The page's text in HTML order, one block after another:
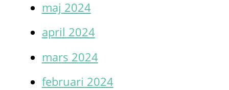
maj 2024
april 2024
mars 2024
februari 2024